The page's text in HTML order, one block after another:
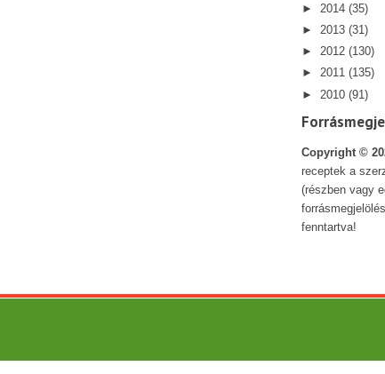
► 2014 (35)
► 2013 (31)
► 2012 (130)
► 2011 (135)
► 2010 (91)
Copyright ©
receptek a
(részben vagy
fenntartva!